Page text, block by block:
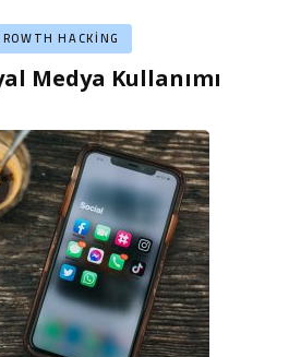
HACKING
Medya Kullanımı